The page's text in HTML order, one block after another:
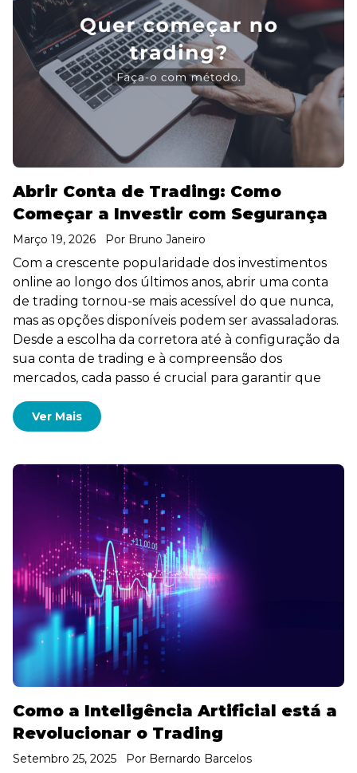
Abrir Conta de Trading: Como
Começar a Investir com Segurança
Março 19, 2026 Por Bruno Janeiro
Com a crescente popularidade dos investimentos
online ao longo dos últimos anos, abrir uma conta
de trading tornou-se mais acessível do que nunca,
mas as opções disponíveis podem ser avassaladoras.
Desde a escolha da corretora até à configuração da
sua conta de trading e à compreensão dos
mercados, cada passo é crucial para garantir que
Ver Mais
Como a Inteligência Artificial está a
Revolucionar o Trading
Setembro 25, 2025 Por Bernardo Barcelos